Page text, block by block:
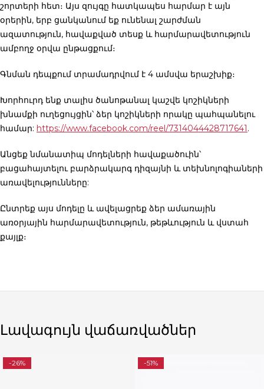
շորտերի հետ։ Այս զույգը հատկապես հարմար է այն
օրերին, երբ ցանկանում եք ունենալ շարժման
ազատություն, հավաքված տեսք և հարմարավետություն
ամբողջ օրվա ընթացքում։
Գնման դեպքում տրամադրվում է 4 ամսվա երաշխիք։
Խորհուրդ ենք տալիս ծանոթանալ կաշվե կոշիկների
խնամքի ուղեցույցին՝ ձեր կոշիկների որակը պահպանելու
համար: https://www.facebook.com/reel/7314044428717641.
Անցեք նմանատիպ մոդելների հավաքածուին՝
բացահայտելու բարձրակարգ դիզայնի և տեխնոլոգիաների
առավելությունները:
Ընտրեք այս մոդելը և ավելացրեք ձեր ամառային
առօրյային հարմարավետություն, թեթևություն և վստահ
քայլք։
Լավագույն վաճառվածներ
-26% -51%